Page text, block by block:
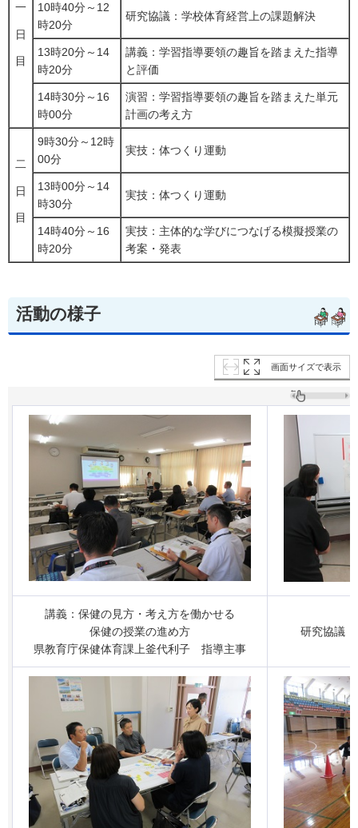
一
日
目
10時40分～12
時20分
研究協議：学校体育経営上の課題解決
13時20分～14
時20分
講義：学習指導要領の趣旨を踏まえた指導
と評価
14時30分～16
時00分
演習：学習指導要領の趣旨を踏まえた単元
計画の考え方
二
日
目
9時30分～12時
00分
実技：体つくり運動
13時00分～14
時30分
実技：体つくり運動
14時40分～16
時20分
実技：主体的な学びにつなげる模擬授業の
考案・発表
活動の様子
画面サイズで表示
講義：保健の見方・考え方を働かせる
保健の授業の進め方
県教育庁保健体育課上釜代利子
指導主事
研究協議